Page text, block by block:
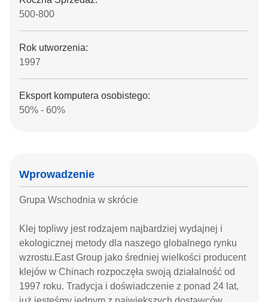
500-800
Rok utworzenia:
1997
Eksport komputera osobistego:
50% - 60%
Wprowadzenie
Grupa Wschodnia w skrócie
Klej topliwy jest rodzajem najbardziej wydajnej i
ekologicznej metody dla naszego globalnego rynku
wzrostu.East Group jako średniej wielkości producent
klejów w Chinach rozpoczęła swoją działalność od
1997 roku. Tradycja i doświadczenie z ponad 24 lat,